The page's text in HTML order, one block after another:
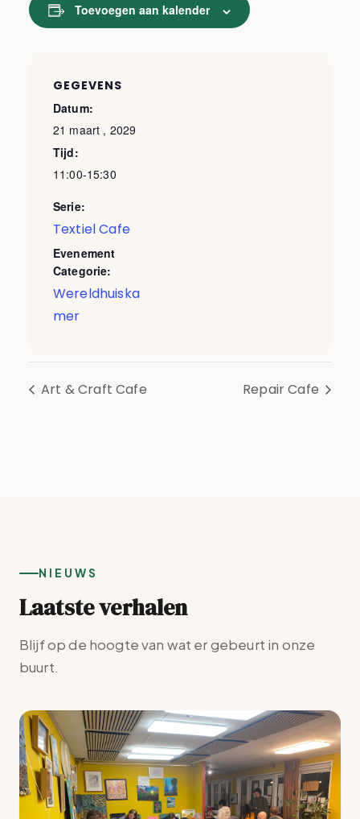
Toevoegen aan kalender
GEGEVENS
Datum:
21 maart , 2029
Tijd:
11:00-15:30
Serie:
Textiel Cafe
Evenement
Categorie:
Wereldhuiska
mer
Art & Craft Cafe Repair Cafe
NIEUWS
Laatste verhalen
Blijf op de hoogte van wat er gebeurt in onze
buurt.